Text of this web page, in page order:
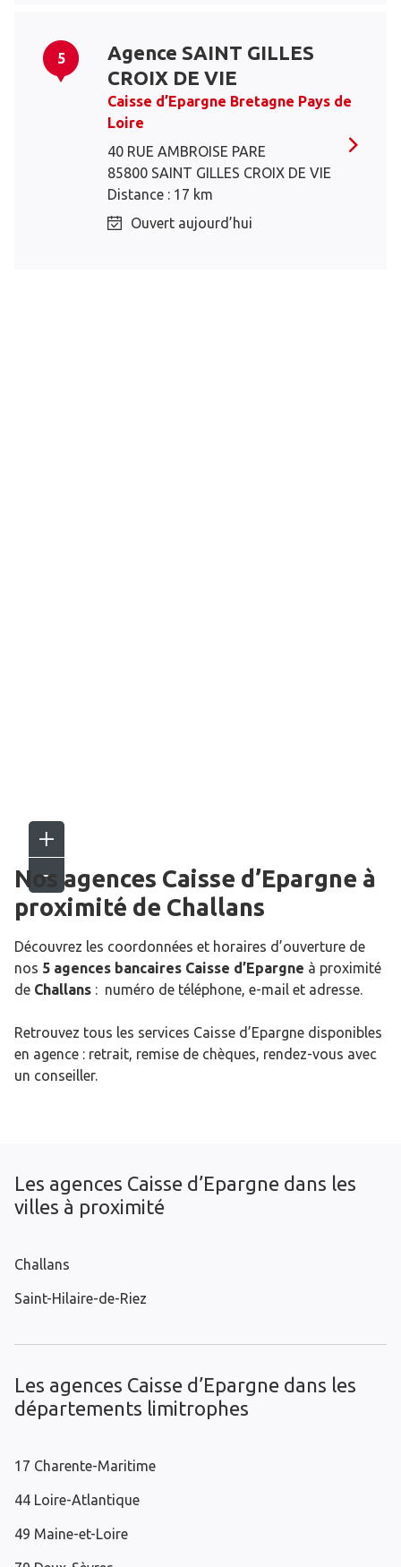
5
Agence SAINT GILLES
CROIX DE VIE
Caisse d’Epargne Bretagne Pays de
Loire
40 RUE AMBROISE PARE
85800 SAINT GILLES CROIX DE VIE
Distance : 17 km
Ouvert aujourd’hui
Nos agences Caisse d’Epargne à
proximité de Challans
Découvrez les coordonnées et horaires d’ouverture de
nos 5 agences bancaires Caisse d’Epargne à proximité
de Challans : numéro de téléphone, e-mail et adresse.
Retrouvez tous les services Caisse d’Epargne disponibles
en agence : retrait, remise de chèques, rendez-vous avec
un conseiller.
Les agences Caisse d’Epargne dans les
villes à proximité
Challans
Saint-Hilaire-de-Riez
Les agences Caisse d’Epargne dans les
départements limitrophes
17 Charente-Maritime
44 Loire-Atlantique
49 Maine-et-Loire